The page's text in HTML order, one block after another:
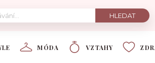
MÓDA VZTAHY